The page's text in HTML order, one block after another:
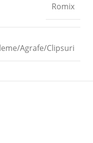
Romix
Agrafe/Clipsuri